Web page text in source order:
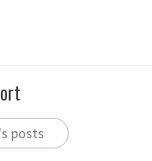
posts